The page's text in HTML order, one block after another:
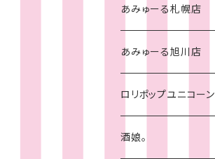
あみゅーる札幌店
あみゅーる旭川店
ロリポップユニコーン
酒娘。